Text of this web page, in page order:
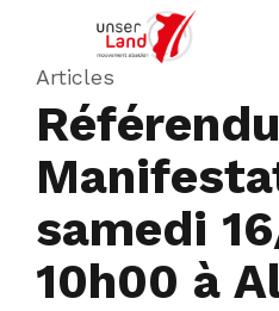
Articles
samedi
10h00 à